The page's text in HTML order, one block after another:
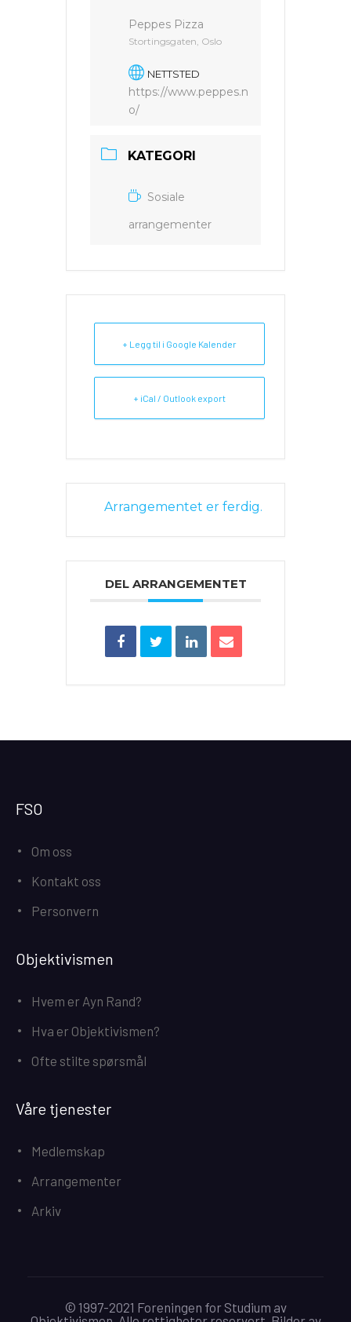
Peppes Pizza
Stortingsgaten, Oslo
NETTSTED
https://www.peppes.n
o/
KATEGORI
Sosiale
arrangementer
+ Legg til i Google Kalender
+ iCal / Outlook export
Arrangementet er ferdig.
DEL ARRANGEMENTET
FSO
Om oss
Kontakt oss
Personvern
Objektivismen
Hvem er Ayn Rand?
Hva er Objektivismen?
Ofte stilte spørsmål
Våre tjenester
Medlemskap
Arrangementer
Arkiv
© 1997-2021 Foreningen for Studium av